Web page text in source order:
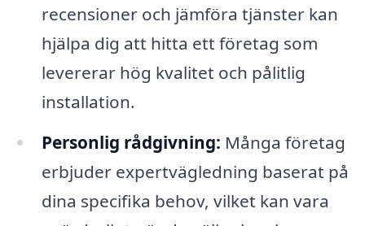
recensioner och jämföra tjänster kan
hjälpa dig att hitta ett företag som
levererar hög kvalitet och pålitlig
installation.
Personlig rådgivning: Många företag
erbjuder expertvägledning baserat på
dina specifika behov, vilket kan vara